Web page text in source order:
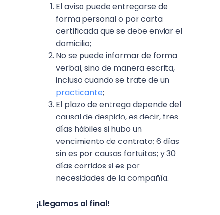
El aviso puede entregarse de
forma personal o por carta
certificada que se debe enviar el
domicilio;
No se puede informar de forma
verbal, sino de manera escrita,
incluso cuando se trate de un
practicante;
El plazo de entrega depende del
causal de despido, es decir, tres
días hábiles si hubo un
vencimiento de contrato; 6 días
sin es por causas fortuitas; y 30
días corridos si es por
necesidades de la compañía.
¡Llegamos al final!